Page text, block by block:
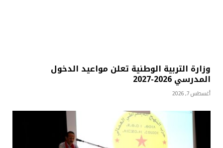
وزارة التربية الوطنية تعلن مواعيد الدخول
المدرسي 2026-2027
أغسطس 7, 2026